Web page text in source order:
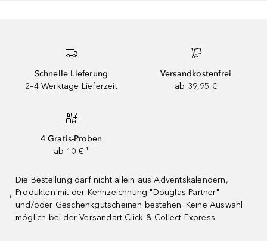
Schnelle Lieferung
2–4 Werktage Lieferzeit
Versandkostenfrei
ab 39,95 €
4 Gratis-Proben
ab 10 € ¹
¹
Die Bestellung darf nicht allein aus Adventskalendern,
Produkten mit der Kennzeichnung "Douglas Partner"
und/oder Geschenkgutscheinen bestehen. Keine Auswahl
möglich bei der Versandart Click & Collect Express